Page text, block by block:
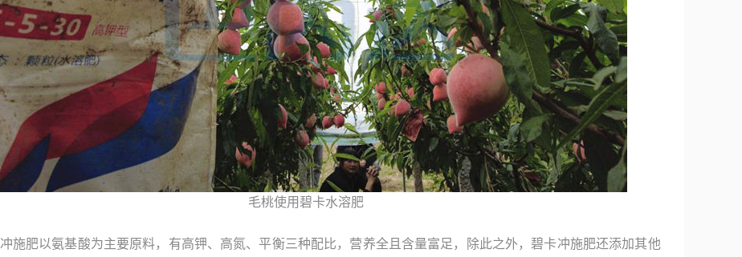
毛桃使用碧卡水溶肥
施肥以氨基酸为主要原料，有高钾、高氮、平衡三种配比，营养全且含量富足，除此之外，碧卡冲施肥还添加其他